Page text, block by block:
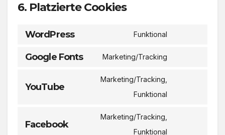
6. Platzierte Cookies
WordPress Funktional
Google Fonts Marketing/Tracking
YouTube
Marketing/Tracking,
Funktional
Facebook
Marketing/Tracking,
Funktional